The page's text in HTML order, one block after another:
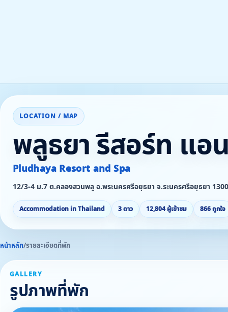
LOCATION / MAP
พลูธยา รีสอร์ท แอ
Pludhaya Resort and Spa
12/3-4 ม.7 ต.คลองสวนพลู อ.พระนครศรีอยุธยา จ.ระนครศรีอยุธยา
Accommodation in Thailand 3 ดาว 12,804 ผู้เข้าชม 866 ถูกใจ
หน้าหลัก/รายละเอียดที่พัก
GALLERY
รูปภาพที่พัก